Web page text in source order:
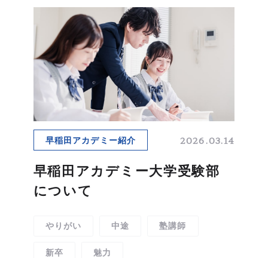
早稲田アカデミー紹介 2026.03.14
早稲田アカデミー大学受験部
について
やりがい 中途 塾講師
新卒 魅力